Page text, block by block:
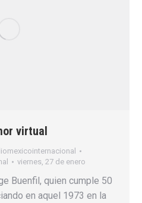
virtual
viernes, 27 de enero
Buenfil, quien cumple 50
en aquel 1973 en la